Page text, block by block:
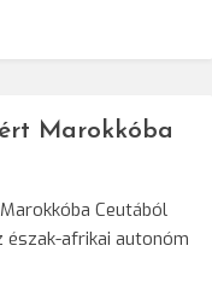
Marokkóba
Ceutából
észak-afrikai autonóm